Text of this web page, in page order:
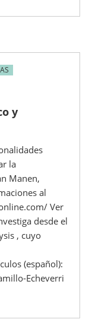
y
la
Manen,
al
Ver
desde el
, cuyo
(español):
Echeverri